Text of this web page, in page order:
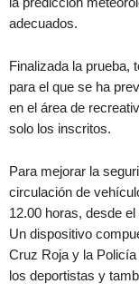
adecuados.
Finalizada la prueba,
para el que se ha
en el área de
solo los inscritos.
Para mejorar la
circulación de
12.00 horas, desde
Un dispositivo
Cruz Roja y la
los deportistas y